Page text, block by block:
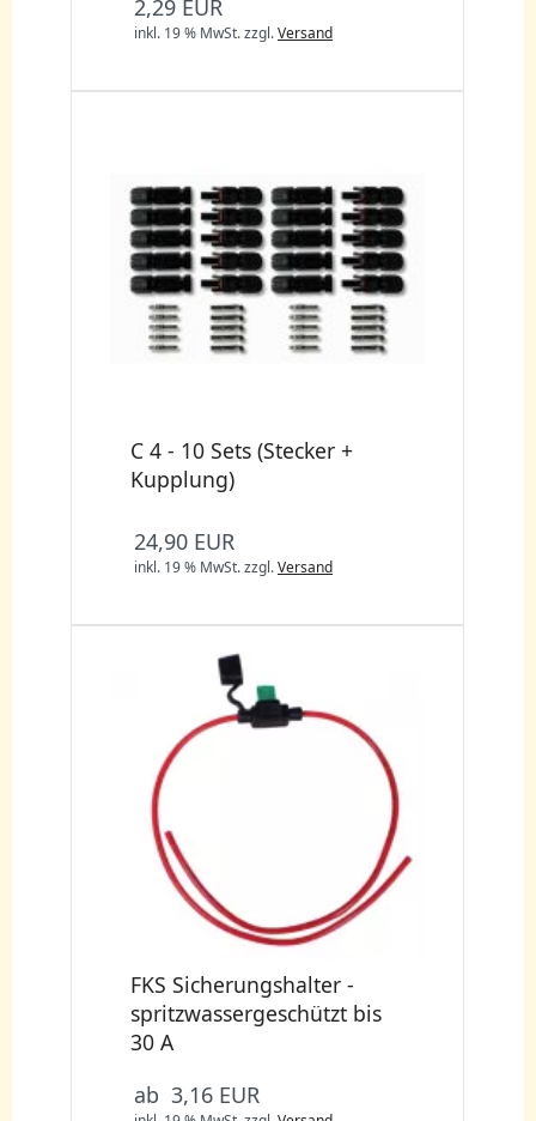
2,29 EUR
inkl. 19 % MwSt.zzgl.Versand
C 4 - 10 Sets (Stecker +
Kupplung)
24,90 EUR
inkl. 19 % MwSt.zzgl.Versand
FKS Sicherungshalter -
spritzwassergeschützt bis
30 A
ab 3,16 EUR